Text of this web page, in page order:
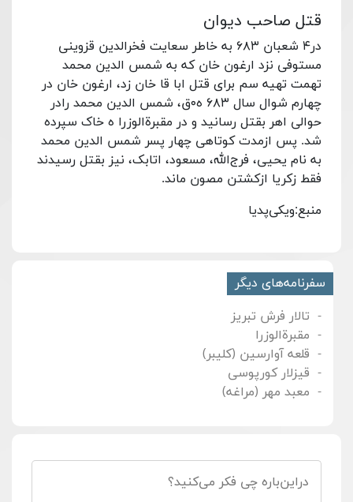
قتل صاحب دیوان
در۴ شعبان ۶۸۳ به خاطر سعایت فخرالدین قزوینی
مستوفی نزد ارغون خان که به شمس الدین محمد
تهمت تهیه سم برای قتل ابا قا خان زد، ارغون خان در
چهارم شوال سال ۶۸۳ ه۰ق، شمس الدین محمد رادر
حوالی اهر بقتل رسانید و در مقبرةالوزرا ه خاک سپرده
شد. پس ازمدت کوتاهی چهار پسر شمس الدین محمد
به نام یحیی، فرج‌الله، مسعود، اتابک، نیز بقتل رسیدند
فقط زکریا ازکشتن مصون ماند.
منبع:ویکی‌پدیا
سفرنامه‌های دیگر
تالار فرش تبریز
مقبرة‌الوزرا
قلعه آوارسین (کلیبر)
قیزلار کورپوسی
معبد مهر (مراغه)